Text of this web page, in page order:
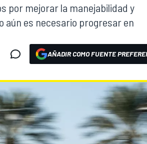
por mejorar la manejabilidad y
aún es necesario progresar en
AÑADIR COMO FUENTE